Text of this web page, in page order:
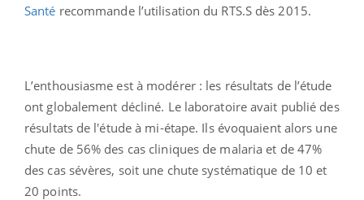
Santé recommande l’utilisation du RTS.S dès 2015.
L’enthousiasme est à modérer : les résultats de l’étude
ont globalement décliné. Le laboratoire avait publié des
résultats de l'étude à mi-étape. Ils évoquaient alors une
chute de 56% des cas cliniques de malaria et de 47%
des cas sévères, soit une chute systématique de 10 et
20 points.